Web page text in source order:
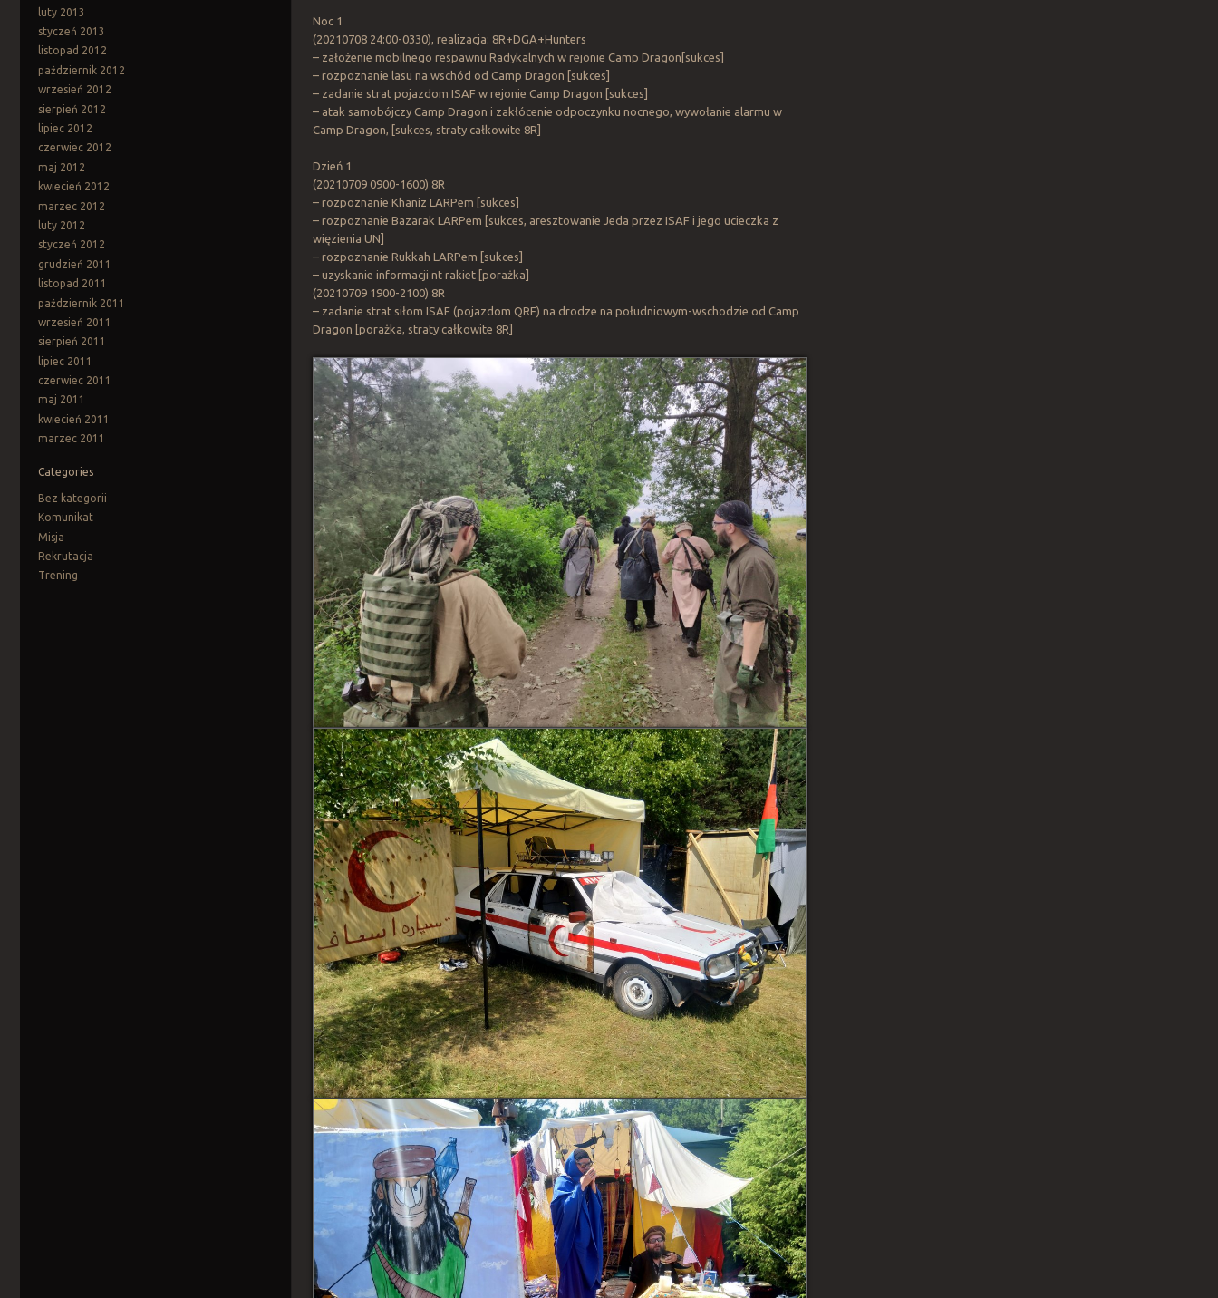
luty 2013
styczeń 2013
listopad 2012
październik 2012
wrzesień 2012
sierpień 2012
lipiec 2012
czerwiec 2012
maj 2012
kwiecień 2012
marzec 2012
luty 2012
styczeń 2012
grudzień 2011
listopad 2011
październik 2011
wrzesień 2011
sierpień 2011
lipiec 2011
czerwiec 2011
maj 2011
kwiecień 2011
marzec 2011
Categories
Bez kategorii
Komunikat
Misja
Rekrutacja
Trening
Noc 1
(20210708 24:00-0330), realizacja: 8R+DGA+Hunters
– założenie mobilnego respawnu Radykalnych w rejonie Camp Dragon[sukces]
– rozpoznanie lasu na wschód od Camp Dragon [sukces]
– zadanie strat pojazdom ISAF w rejonie Camp Dragon [sukces]
– atak samobójczy Camp Dragon i zakłócenie odpoczynku nocnego, wywołanie alarmu w
Camp Dragon, [sukces, straty całkowite 8R]
Dzień 1
(20210709 0900-1600) 8R
– rozpoznanie Khaniz LARPem [sukces]
– rozpoznanie Bazarak LARPem [sukces, aresztowanie Jeda przez ISAF i jego ucieczka z
więzienia UN]
– rozpoznanie Rukkah LARPem [sukces]
– uzyskanie informacji nt rakiet [porażka]
(20210709 1900-2100) 8R
– zadanie strat siłom ISAF (pojazdom QRF) na drodze na południowym-wschodzie od Camp
Dragon [porażka, straty całkowite 8R]